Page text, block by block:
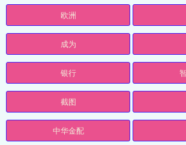
欧洲
成为
银行
截图
中华金配